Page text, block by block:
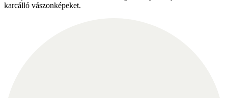
karcálló vászonképeket.